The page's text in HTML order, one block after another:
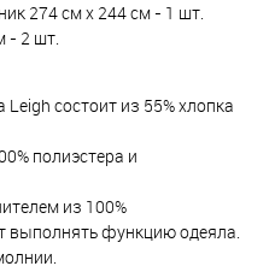
274 см х 244 см - 1 шт.
- 2 шт.
состоит из 55% хлопка
полиэстера и
из 100%
выполнять функцию одеяла.